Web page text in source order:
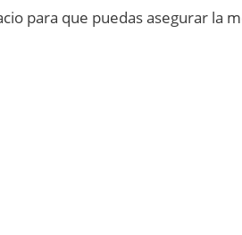
para que puedas asegurar la